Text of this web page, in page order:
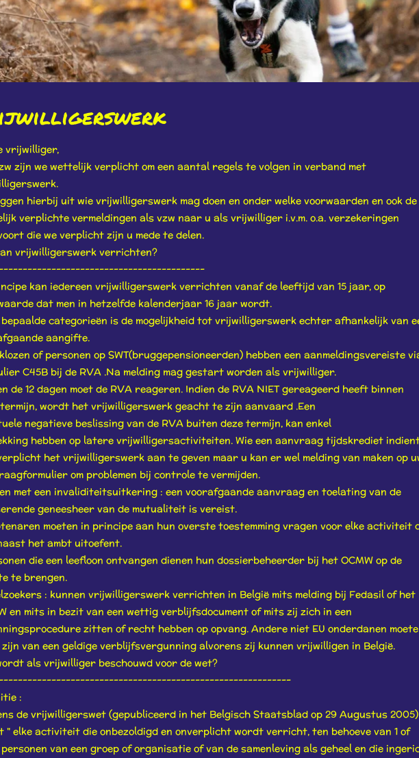
vrijwilliger,
zijn we wettelijk verplicht om een aantal regels te volgen in verband met
hierbij uit wie vrijwilligerswerk mag doen en onder welke voorwaarden en ook de
verplichte vermeldingen als vzw naar u als vrijwilliger i.v.m. o.a. verzekeringen
die we verplicht zijn u mede te delen.
vrijwilligerswerk verrichten?
kan iedereen vrijwilligerswerk verrichten vanaf de leeftijd van 15 jaar, op
dat men in hetzelfde kalenderjaar 16 jaar wordt.
categorieën is de mogelijkheid tot vrijwilligerswerk echter afhankelijk van
aangifte.
of personen op SWT(bruggepensioneerden) hebben een aanmeldingsvereiste
C45B bij de RVA .Na melding mag gestart worden als vrijwilliger.
de 12 dagen moet de RVA reageren. Indien de RVA NIET gereageerd heeft binnen
wordt het vrijwilligerswerk geacht te zijn aanvaard .Een
negatieve beslissing van de RVA buiten deze termijn, kan enkel
hebben op latere vrijwilligersactiviteiten. Wie een aanvraag tijdskrediet
het vrijwilligerswerk aan te geven maar u kan er wel melding van maken op
om problemen bij controle te vermijden.
met een invaliditeitsuitkering : een voorafgaande aanvraag en toelating van de
geneesheer van de mutualiteit is vereist.
moeten in principe aan hun overste toestemming vragen voor elke activiteit
het ambt uitoefent.
die een leefloon ontvangen dienen hun dossierbeheerder bij het OCMW op de
te brengen.
: kunnen vrijwilligerswerk verrichten in België mits melding bij Fedasil of het
en mits in bezit van een wettig verblijfsdocument of mits zij zich in een
zitten of recht hebben op opvang. Andere niet EU onderdanen
van een geldige verblijfsvergunning alvorens zij kunnen vrijwilligen in België.
als vrijwilliger beschouwd voor de wet?
:
de vrijwilligerswet (gepubliceerd in het Belgisch Staatsblad op 29 Augustus 2005)
" elke activiteit die onbezoldigd en onverplicht wordt verricht, ten behoeve van 1 of
personen van een groep of organisatie of van de samenleving als geheel en die